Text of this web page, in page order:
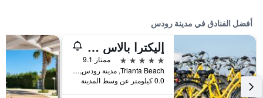
أفضل الفنادق في مدينة رودس
إليكترا بالاس رودز - منتجع مميز بسعر يشمل جميع الخدمات
5 نجوم
ممتاز 9.1
Trianta Beach, مدينة رودس, اليونان
0.0 كيلومتر عن وسط المدينة